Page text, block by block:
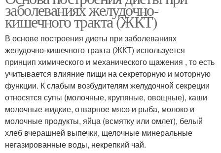
заболеваниях желудочно-
кишечного тракта (ЖКТ)
В основе построения диеты при заболеваниях
желудочно-кишечного тракта (ЖКТ) используется
принцип химического и механического щажения , то есть
учитывается влияние пищи на секреторную и моторную
функции. К слабым возбудителям желудочной секреции
относятся супы (молочные, крупяные, овощные), каши
молочные жидкие, отварное мясо и рыба, молоко и
молочные продукты, яйца (всмятку или омлет), белый
хлеб вчерашней выпечки, щелочные минеральные
негазированные воды, некрепкий чай.